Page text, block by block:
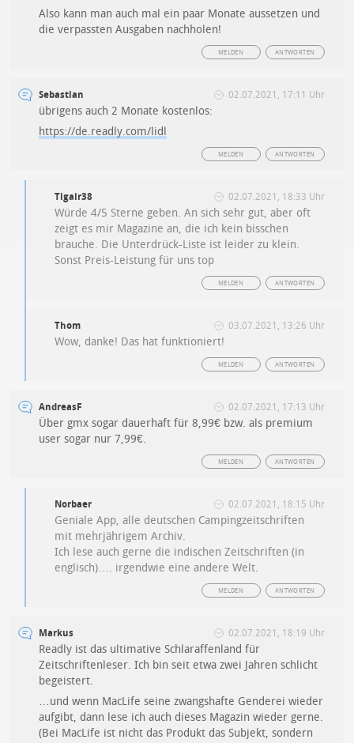
Also kann man auch mal ein paar Monate aussetzen und
die verpassten Ausgaben nachholen!
ANTWORTEN
MELDEN
Sebastian 02.07.2021, 17:11 Uhr
übrigens auch 2 Monate kostenlos:
https://de.readly.com/lidl
ANTWORTEN
MELDEN
Tigair38 02.07.2021, 18:33 Uhr
Würde 4/5 Sterne geben. An sich sehr gut, aber oft
zeigt es mir Magazine an, die ich kein bisschen
brauche. Die Unterdrück-Liste ist leider zu klein.
Sonst Preis-Leistung für uns top
ANTWORTEN
MELDEN
Thom 03.07.2021, 13:26 Uhr
Wow, danke! Das hat funktioniert!
ANTWORTEN
MELDEN
AndreasF 02.07.2021, 17:13 Uhr
Über gmx sogar dauerhaft für 8,99€ bzw. als premium
user sogar nur 7,99€.
ANTWORTEN
MELDEN
Norbaer 02.07.2021, 18:15 Uhr
Geniale App, alle deutschen Campingzeitschriften
mit mehrjährigem Archiv.
Ich lese auch gerne die indischen Zeitschriften (in
englisch)…. irgendwie eine andere Welt.
ANTWORTEN
MELDEN
Markus 02.07.2021, 18:19 Uhr
Readly ist das ultimative Schlaraffenland für
Zeitschriftenleser. Ich bin seit etwa zwei Jahren schlicht
begeistert.
…und wenn MacLife seine zwangshafte Genderei wieder
aufgibt, dann lese ich auch dieses Magazin wieder gerne.
(Bei MacLife ist nicht das Produkt das Subjekt, sondern